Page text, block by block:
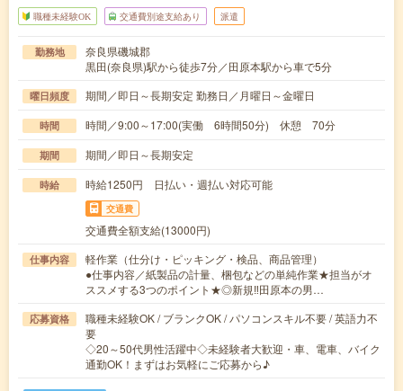
職種未経験OK 交通費別途支給あり 派遣
勤務地
奈良県磯城郡
黒田(奈良県)駅から徒歩7分／田原本駅から車で5分
曜日頻度 期間／即日～長期安定 勤務日／月曜日～金曜日
時間 時間／9:00～17:00(実働 6時間50分) 休憩 70分
期間 期間／即日～長期安定
時給 時給1250円 日払い・週払い対応可能
交通費
交通費全額支給(13000円)
仕事内容
軽作業（仕分け・ピッキング・検品、商品管理）
●仕事内容／紙製品の計量、梱包などの単純作業★担当がオ
ススメする3つのポイント★◎新規‼️田原本の男…
応募資格
職種未経験OK / ブランクOK / パソコンスキル不要 / 英語力不
要
◇20～50代男性活躍中◇未経験者大歓迎・車、電車、バイク
通勤OK！まずはお気軽にご応募から♪